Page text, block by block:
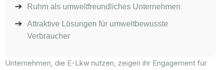
Ruhm als umweltfreundliches Unternehmen
Attraktive Lösungen für umweltbewusste
Verbraucher
Unternehmen, die E-Lkw nutzen, zeigen ihr Engagement für